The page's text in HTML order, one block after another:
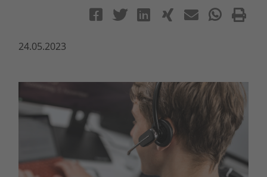
24.05.2023